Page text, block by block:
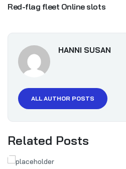
Red-flag fleet Online slots
HANNI SUSAN
ALL AUTHOR POSTS
Related Posts